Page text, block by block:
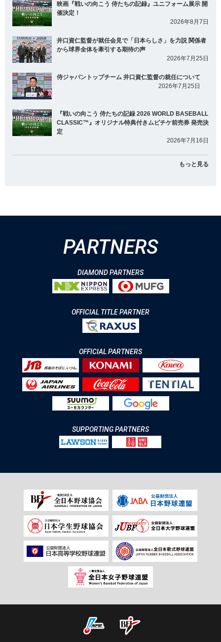
映画『戦いの向こう 侍たちの記録』ユニフォーム展示 開
催決定！
2026年8月7日
井口資仁監督が就任会見で「日本らしさ」を力説 関係者
から球界全体を牽引する期待の声
2026年7月25日
侍ジャパントップチーム 井口資仁監督の就任について
2026年7月25日
『戦いの向こう 侍たちの記録 2026 WORLD BASEBALL
CLASSIC™』オリジナル特典付きムビチケ前売券 発売決
定
2026年7月16日
もっと見る
PARTNERS
DIAMOND PARTNERS
OFFICIAL TITLE PARTNER
OFFICIAL PARTNERS
SUPPORTING PARTNERS